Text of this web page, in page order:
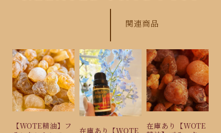
関連商品
【WOTE精油】フ
在庫あり【WOTE
在庫あり【WOTE